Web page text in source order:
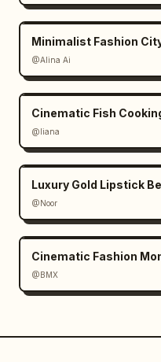
extrudadas para
todas as paredes
simultaneamente,
Paredes da
      }
  }
}
Minimalist Fashion
@Alina Ai
Cinematic Fish
@liana
Luxury Gold Lipstick
@Noor
Cinematic Fashion
@BMX